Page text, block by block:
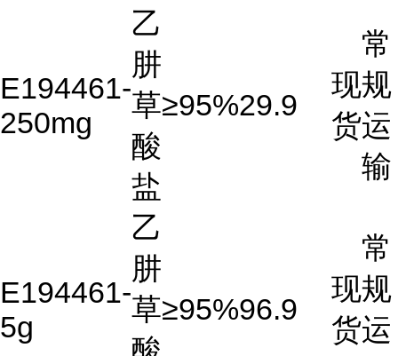
E194461-
250mg
乙
肼
草
酸
盐
≥95%29.9
现
货
常
规
运
输
E194461-
5g
乙
肼
草≥95%96.9
现
货
常
规
运